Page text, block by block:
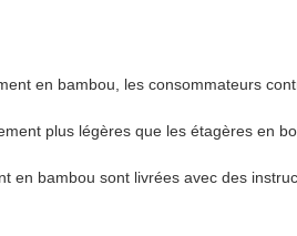
en bambou, les consommateurs
plus légères que les étagères en
en bambou sont livrées avec des